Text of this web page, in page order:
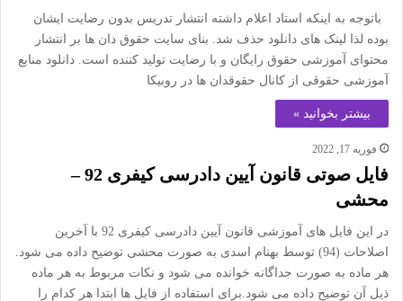
باتوجه به اینکه استاد اعلام داشته انتشار تدریس بدون رضایت ایشان
بوده لذا لینک های دانلود حذف شد. بنای سایت حقوق دان ها بر انتشار
محتوای آموزشی حقوق رایگان و با رضایت تولید کننده است. دانلود منابع
آموزشی حقوقی از کانال حقوقدان ها در روبیکا
بیشتر بخوانید »
فوریه 17, 2022
فایل صوتی قانون آیین دادرسی کیفری 92 –
محشی
در این فایل های آموزشی قانون آیین دادرسی کیفری 92 با آخرین
اصلاحات (94) توسط بهنام اسدی به صورت محشی توضیح داده می شود.
هر ماده به صورت جداگانه خوانده می شود و نکات مربوط به هر ماده
ذیل آن توضیح داده می شود.برای استفاده از فایل ها ابتدا هر کدام را